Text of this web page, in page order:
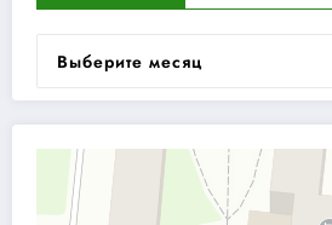
Архивы